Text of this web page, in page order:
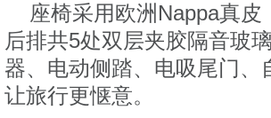
座椅采用欧洲Nappa真
后排共5处双层夹胶隔音玻
器、电动侧踏、电吸尾门、
让旅行更惬意。